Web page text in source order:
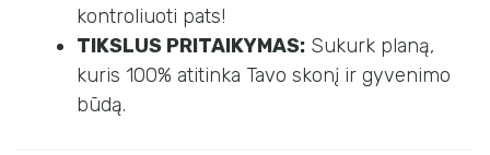
kontroliuoti pats!
TIKSLUS PRITAIKYMAS: Sukurk planą,
kuris 100% atitinka Tavo skonį ir gyvenimo
būdą.